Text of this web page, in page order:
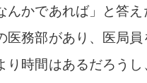
かであれば」と答え
務部があり、医局員
時間はあるだろうし